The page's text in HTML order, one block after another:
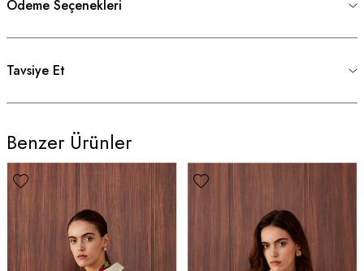
Ödeme Seçenekleri
Tavsiye Et
Benzer Ürünler